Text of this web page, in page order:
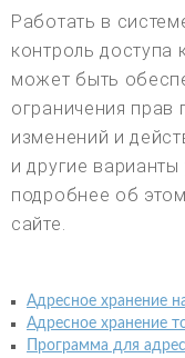
Работать в
контроль
может быть
ограничения прав
изменений и
и другие
подробнее об
сайте.
Адресное хранение
Адресное хранение
Программа для